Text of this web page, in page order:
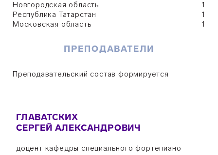
Новгородская область
1
Республика Татарстан
1
Московская область
1
ПРЕПОДАВАТЕЛИ
Преподавательский состав формируется
ГЛАВАТСКИХ
СЕРГЕЙ АЛЕКСАНДРОВИЧ
доцент кафедры специального фортепиано